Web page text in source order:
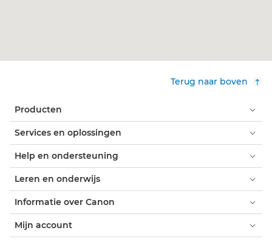
Terug naar boven
Producten
Services en oplossingen
Help en ondersteuning
Leren en onderwijs
Informatie over Canon
Mijn account